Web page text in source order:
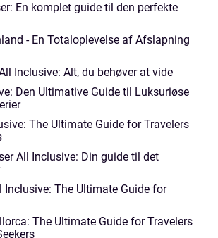
En komplet guide til den perfekte
- En Totaloplevelse af Afslapning
Inclusive: Alt, du behøver at vide
Den Ultimative Guide til Luksuriøse
The Ultimate Guide for Travelers
All Inclusive: Din guide til det
Inclusive: The Ultimate Guide for
The Ultimate Guide for Travelers